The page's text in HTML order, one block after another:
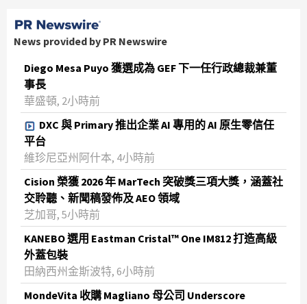
News provided by PR Newswire
Diego Mesa Puyo 獲選成為 GEF 下一任行政總裁兼董
事長
華盛頓, 2小時前
DXC 與 Primary 推出企業 AI 專用的 AI 原生零信任
平台
維珍尼亞州阿什本, 4小時前
Cision 榮獲 2026 年 MarTech 突破獎三項大獎，涵蓋社
交聆聽、新聞稿發佈及 AEO 領域
芝加哥, 5小時前
KANEBO 選用 Eastman Cristal™ One IM812 打造高級
外蓋包裝
田納西州金斯波特, 6小時前
MondeVita 收購 Magliano 母公司 Underscore